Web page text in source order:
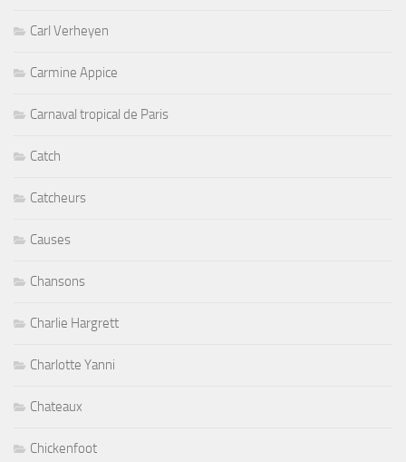
Carl Verheyen
Carmine Appice
Carnaval tropical de Paris
Catch
Catcheurs
Causes
Chansons
Charlie Hargrett
Charlotte Yanni
Chateaux
Chickenfoot